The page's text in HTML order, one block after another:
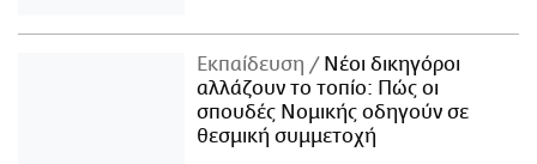
Εκπαίδευση
Νέοι δικηγόροι
αλλάζουν το τοπίο: Πώς οι
σπουδές Νομικής οδηγούν σε
θεσμική συμμετοχή